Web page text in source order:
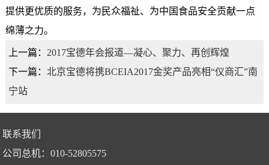
提供更优质的服务，为民众福祉、为中国食品安全贡献一点
绵薄之力。
上一篇： 2017宝德年会报道—凝心、聚力、再创辉煌
下一篇：北京宝德将携BCEIA2017金奖产品亮相“仪商汇”南
宁站
联系我们
公司总机：010-52805575